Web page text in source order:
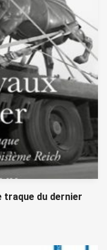
traque du dernier